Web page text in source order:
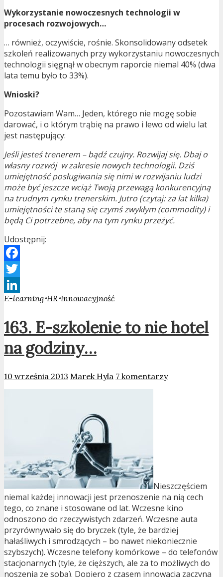
Wykorzystanie nowoczesnych technologii w
procesach rozwojowych…
… również, oczywiście, rośnie. Skonsolidowany odsetek
szkoleń realizowanych przy wykorzystaniu nowoczesnych
technologii sięgnął w obecnym raporcie niemal 40% (dwa
lata temu było to 33%).
Wnioski?
Pozostawiam Wam… Jeden, którego nie mogę sobie
darować, i o którym trąbię na prawo i lewo od wielu lat
jest następujący:
Jeśli jesteś trenerem – bądź czujny. Rozwijaj się. Dbaj o
własny rozwój w zakresie nowych technologii. Dziś
umiejętność posługiwania się nimi w rozwijaniu ludzi
może być jeszcze wciąż Twoją przewagą konkurencyjną
na trudnym rynku trenerskim. Jutro (czytaj: za lat kilka)
umiejętności te staną się czymś zwykłym (commodity) i
będą Ci potrzebne, aby na tym rynku przeżyć.
Udostępnij:
Facebook
Twitter
LinkedIn
E-learning•HR•Innowacyjność
163. E-szkolenie to nie hotel
na godziny…
10 września 2013 Marek Hyla 7 komentarzy
Nieszczęściem
niemal każdej innowacji jest przenoszenie na nią cech
tego, co znane i stosowane od lat. Wczesne kino
odnoszono do rzeczywistych zdarzeń. Wczesne auta
przyrównywało się do bryczek (tyle, że bardziej
hałaśliwych i smrodzących – bo nawet niekoniecznie
szybszych). Wczesne telefony komórkowe – do telefonów
stacjonarnych (tyle, że cięższych, ale za to możliwych do
noszenia ze sobą). Dopiero z czasem innowacja zaczyna